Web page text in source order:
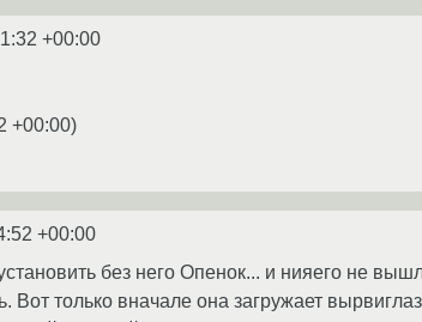
+00:00
+00:00)
+00:00
без него Опенок... и нияего не
Вот только вначале она загружает